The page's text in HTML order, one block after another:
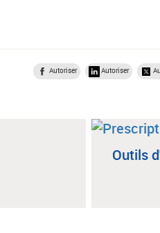
Autoriser Autoriser
Outils